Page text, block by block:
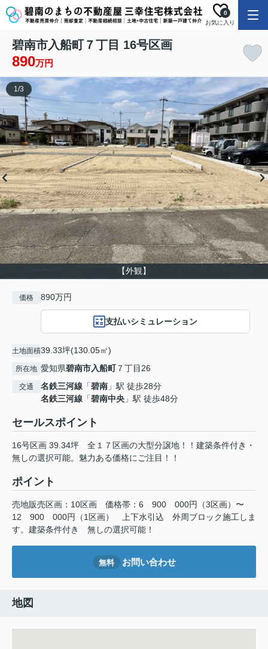
お気に入り
0
碧南市入船町７丁目 16号区画
890万円
【外観】
1/3
価格 890万円
支払いシミュレーション
土地面積39.33坪(130.05㎡)
所在地 愛知県碧南市入船町７丁目26
交通 名鉄三河線 「碧南 」駅 徒歩28分
名鉄三河線 「碧南中央 」駅 徒歩48分
セールスポイント
16号区画 39.34坪 全１７区画の大型分譲地！！建築条件付き・
無しの選択可能。魅力ある価格にご注目！！
ポイント
売地販売区画：10区画 価格帯：6 900
000円（3区画）〜
12
900 000円（1区画） 上下水引込
外周ブロック施工しま
す。建築条件付き
無しの選択可能！
無料 お問い合わせ
地図